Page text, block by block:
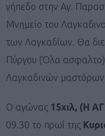
γήπεδο στην Αγ.
Μνημείο του
των Λαγκαδίων. Θα
Πύργου (Όλα
Λαγκαδινών
Ο αγώνας 15χιλ, (Η
09.30 το πρωί της